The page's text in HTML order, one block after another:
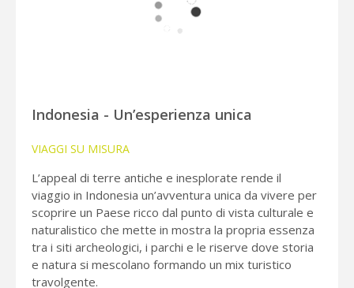
Indonesia - Un’esperienza unica
VIAGGI SU MISURA
L’appeal di terre antiche e inesplorate rende il
viaggio in Indonesia un’avventura unica da vivere per
scoprire un Paese ricco dal punto di vista culturale e
naturalistico che mette in mostra la propria essenza
tra i siti archeologici, i parchi e le riserve dove storia
e natura si mescolano formando un mix turistico
travolgente.